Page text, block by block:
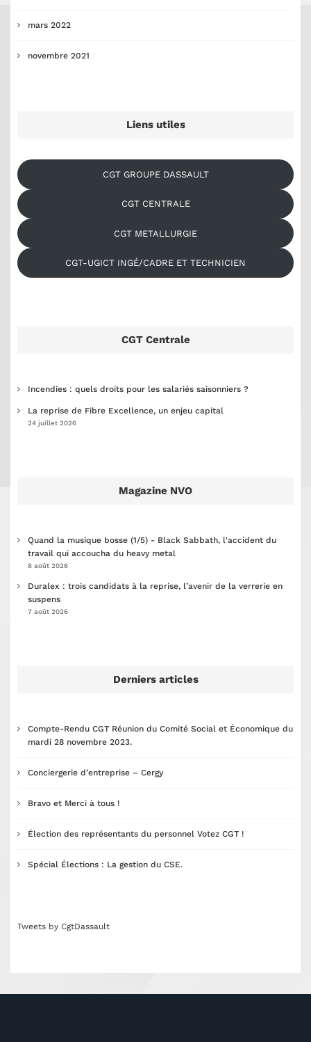
mars 2022
novembre 2021
Liens utiles
CGT GROUPE DASSAULT
CGT CENTRALE
CGT METALLURGIE
CGT-UGICT INGÉ/CADRE ET TECHNICIEN
CGT Centrale
Incendies : quels droits pour les salariés saisonniers ?
La reprise de Fibre Excellence, un enjeu capital
24 juillet 2026
Magazine NVO
Quand la musique bosse (1/5) - Black Sabbath, l'accident du
travail qui accoucha du heavy metal
8 août 2026
Duralex : trois candidats à la reprise, l’avenir de la verrerie en
suspens
7 août 2026
Derniers articles
Compte-Rendu CGT Réunion du Comité Social et Économique du
mardi 28 novembre 2023.
Conciergerie d’entreprise – Cergy
Bravo et Merci à tous !
Élection des représentants du personnel Votez CGT !
Spécial Élections : La gestion du CSE.
Tweets by CgtDassault